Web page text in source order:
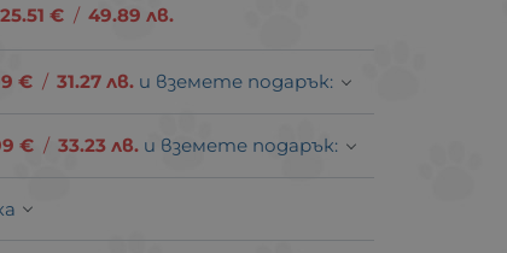
25.51 € / 49.89 лв.
€ / 31.27 лв. и вземете подарък:
€ / 33.23 лв. и вземете подарък: